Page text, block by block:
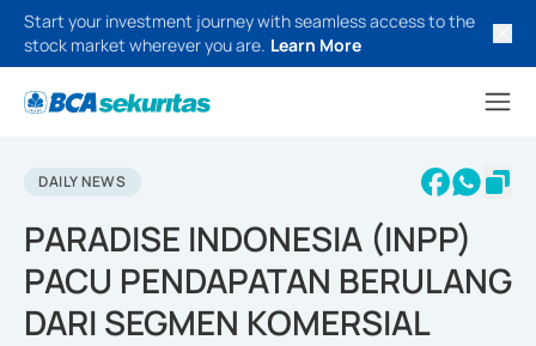
Start your investment journey with seamless access to the
stock market wherever you are. Learn More
DAILY NEWS
PARADISE INDONESIA (INPP)
PACU PENDAPATAN BERULANG
DARI SEGMEN KOMERSIAL